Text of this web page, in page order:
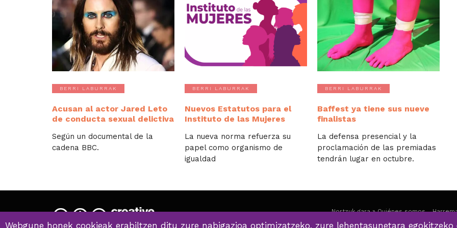
BERRI LABURRAK
Acusan al actor Jared Leto
de conducta sexual delictiva
Según un documental de la
cadena BBC.
BERRI LABURRAK
Nuevos Estatutos para el
Instituto de las Mujeres
La nueva norma refuerza su
papel como organismo de
igualdad
BERRI LABURRAK
Baffest ya tiene sus nueve
finalistas
La defensa presencial y la
proclamación de las premiadas
tendrán lugar en octubre.
Nortzuk gara » Quiénes somos
Webgune honek cookieak erabiltzen ditu zure nabigazioa optimizatzeko, zure lehentasunetara egokitzeko